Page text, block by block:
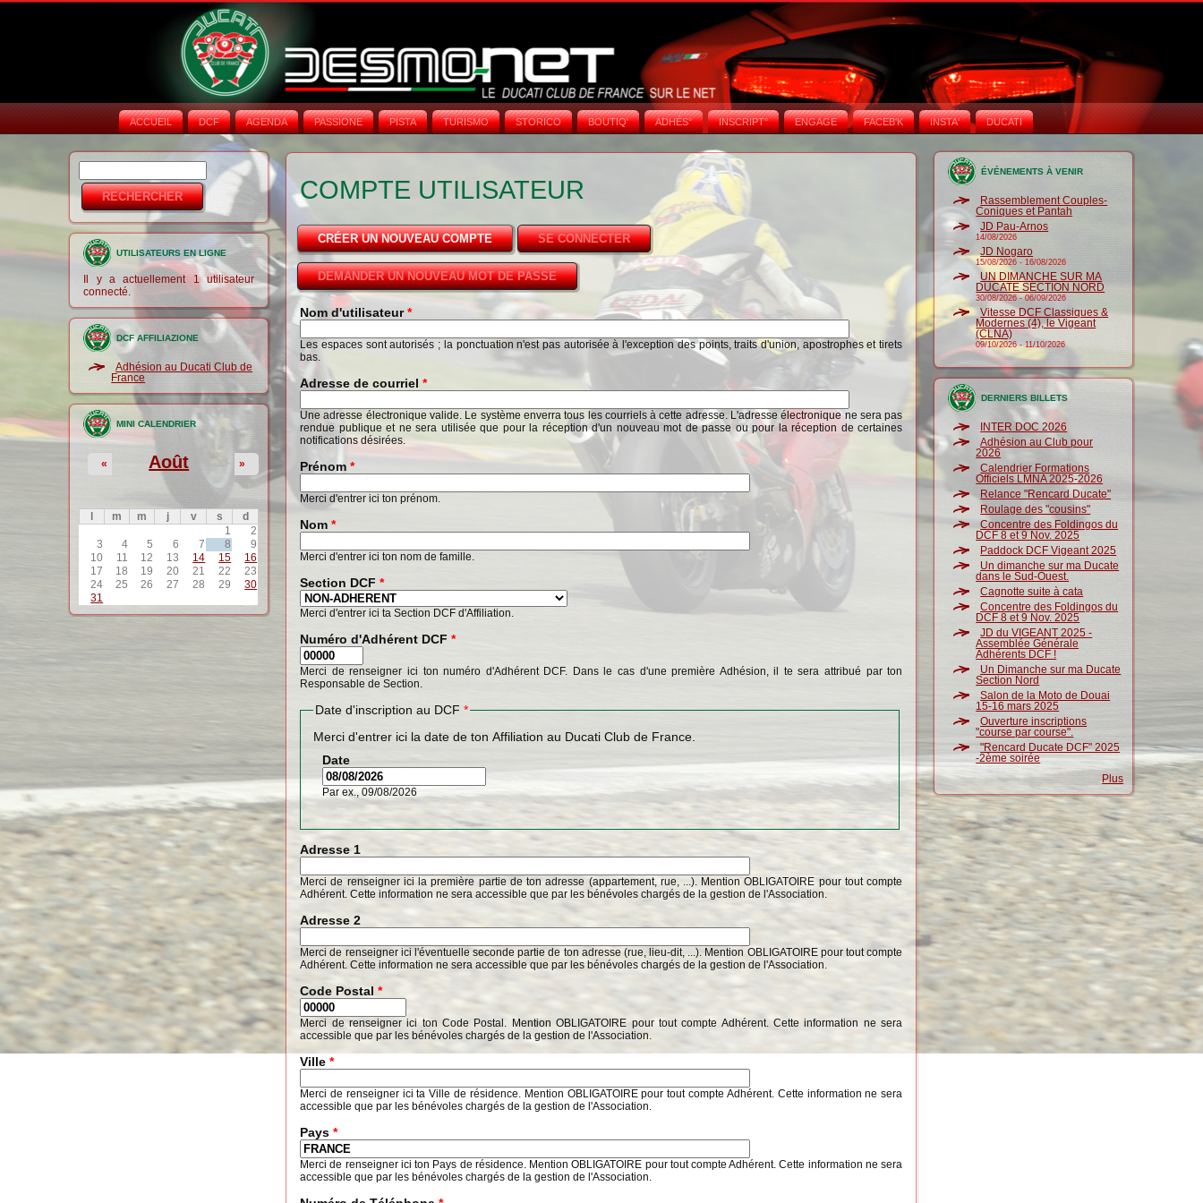
ACCUEIL DCF AGENDA PASSIONE PISTA TURISMO STORICO BOUTIQ' ADHÉS° INSCRIPT° ENGAGE FACEB'K INSTA‘ DUCATI
Formulaire de
recherche
UTILISATEURS EN LIGNE
Il y a actuellement 1 utilisateur
connecté.
DCF AFFILIAZIONE
Adhésion au Ducati Club de
France
MINI CALENDRIER
Août
« »
m m j v s
d
1
2
3
4 5 6 7 8
9
10
11 12 13 14 15
16
17
18 19 20 21 22
23
24
25 26 27 28 29
30
31
COMPTE UTILISATEUR
CRÉER UN NOUVEAU COMPTE(ONGLET ACTIF)SE CONNECTER
DEMANDER UN NOUVEAU MOT DE PASSE
Nom d'utilisateur*
Les espaces sont autorisés ; la ponctuation n'est pas autorisée à l'exception des points, traits d'union, apostrophes et tirets
bas.
Adresse de courriel*
Une adresse électronique valide. Le système enverra tous les courriels à cette adresse. L'adresse électronique ne sera pas
rendue publique et ne sera utilisée que pour la réception d'un nouveau mot de passe ou pour la réception de certaines
notifications désirées.
Prénom*
Merci d'entrer ici ton prénom.
Nom*
Merci d'entrer ici ton nom de famille.
Section DCF*
Merci d'entrer ici ta Section DCF d'Affiliation.
Numéro d'Adhérent DCF*
Merci de renseigner ici ton numéro d'Adhérent DCF. Dans le cas d'une première Adhésion, il te sera attribué par ton
Responsable de Section.
Date d'inscription au DCF*
Merci d'entrer ici la date de ton Affiliation au Ducati Club de France.
Date
Par ex., 09/08/2026
Adresse 1
Merci de renseigner ici la première partie de ton adresse (appartement, rue, ...). Mention OBLIGATOIRE pour tout compte
Adhérent. Cette information ne sera accessible que par les bénévoles chargés de la gestion de l'Association.
Adresse 2
Merci de renseigner ici l'éventuelle seconde partie de ton adresse (rue, lieu-dit, ...). Mention OBLIGATOIRE pour tout compte
Adhérent. Cette information ne sera accessible que par les bénévoles chargés de la gestion de l'Association.
Code Postal*
Merci de renseigner ici ton Code Postal. Mention OBLIGATOIRE pour tout compte Adhérent. Cette information ne sera
accessible que par les bénévoles chargés de la gestion de l'Association.
Ville*
Merci de renseigner ici ta Ville de résidence. Mention OBLIGATOIRE pour tout compte Adhérent. Cette information ne sera
accessible que par les bénévoles chargés de la gestion de l'Association.
Pays*
Merci de renseigner ici ton Pays de résidence. Mention OBLIGATOIRE pour tout compte Adhérent. Cette information ne sera
accessible que par les bénévoles chargés de la gestion de l'Association.
ÉVÉNEMENTS À VENIR
Rassemblement Couples-
Coniques et Pantah
JD Pau-Arnos
14/08/2026
JD Nogaro
15/08/2026 -16/08/2026
UN DIMANCHE SUR MA
DUCATE SECTION NORD
30/08/2026-06/09/2026
Vitesse DCF Classiques &
Modernes (4), le Vigeant
(CLNA)
09/10/2026-11/10/2026
DERNIERS BILLETS
INTER DOC 2026
Adhésion au Club pour
2026
Calendrier Formations
Officiels LMNA 2025-2026
Relance "Rencard Ducate"
Roulage des "cousins"
Concentre des Foldingos du
DCF 8 et 9 Nov. 2025
Paddock DCF Vigeant 2025
Un dimanche sur ma Ducate
dans le Sud-Ouest.
Cagnotte suite à cata
Concentre des Foldingos du
DCF 8 et 9 Nov. 2025
JD du VIGEANT 2025 -
Assemblée Générale
Adhérents DCF !
Un Dimanche sur ma Ducate
Section Nord
Salon de la Moto de Douai
15-16 mars 2025
Ouverture inscriptions
"course par course".
"Rencard Ducate DCF" 2025
-2ème soirée
Plus